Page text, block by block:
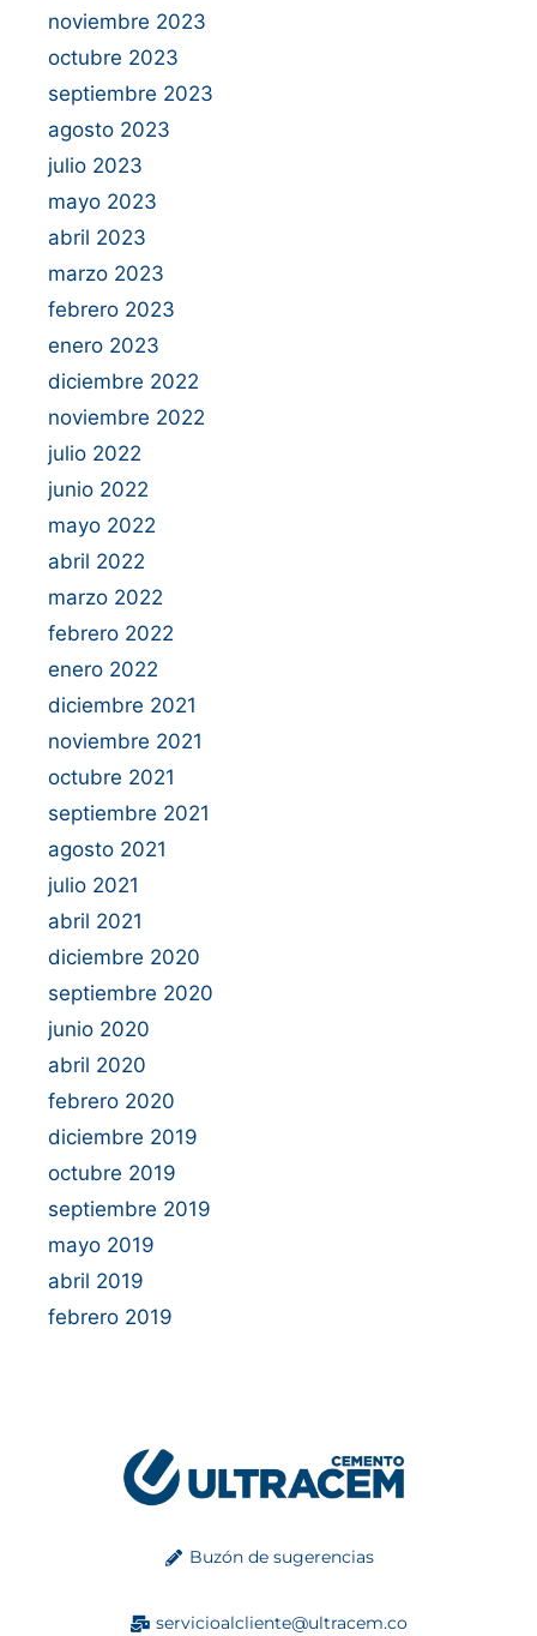
noviembre 2023
octubre 2023
septiembre 2023
agosto 2023
julio 2023
mayo 2023
abril 2023
marzo 2023
febrero 2023
enero 2023
diciembre 2022
noviembre 2022
julio 2022
junio 2022
mayo 2022
abril 2022
marzo 2022
febrero 2022
enero 2022
diciembre 2021
noviembre 2021
octubre 2021
septiembre 2021
agosto 2021
julio 2021
abril 2021
diciembre 2020
septiembre 2020
junio 2020
abril 2020
febrero 2020
diciembre 2019
octubre 2019
septiembre 2019
mayo 2019
abril 2019
febrero 2019
Buzón de sugerencias
servicioalcliente@ultracem.co